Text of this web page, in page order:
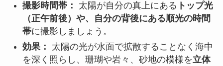
撮影時間帯： 太陽が自分の真上にある トップ光
（正午前後）や、自分の背後にある順光の時間
帯に撮影しましょう。
効果：
太陽の光が水面で拡散することなく海中
を深く照らし、珊瑚や岩々、砂地の模様を立体